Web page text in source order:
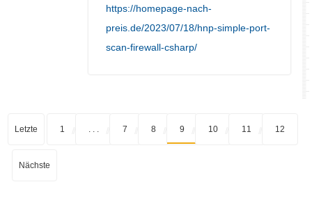
https://homepage-nach-
preis.de/2023/07/18/hnp-simple-port-
scan-firewall-csharp/
Letzte 1 7 8 9 10 11 12
Nächste